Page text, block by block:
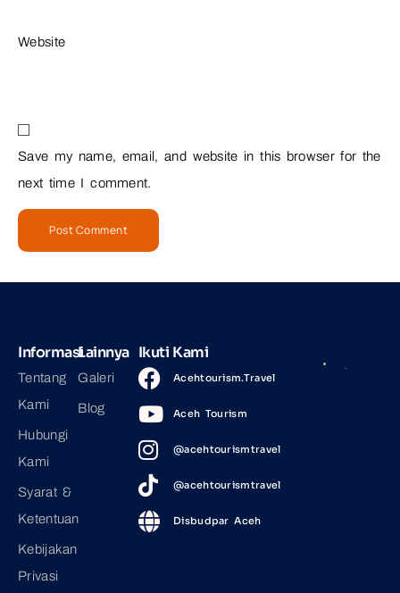
Website
Save my name, email, and website in this browser for the
next time I comment.
Informasi
Tentang
Kami
Hubungi
Kami
Syarat &
Ketentuan
Kebijakan
Privasi
Lainnya
Galeri
Blog
Ikuti Kami
Acehtourism.Travel
Aceh Tourism
@acehtourismtravel
@acehtourismtravel
Disbudpar Aceh